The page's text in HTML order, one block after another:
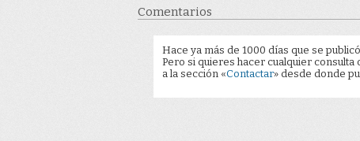
Comentarios
Hace ya más de 1000 días que se
Pero si quieres hacer cualquier
a la sección «Contactar» desde donde